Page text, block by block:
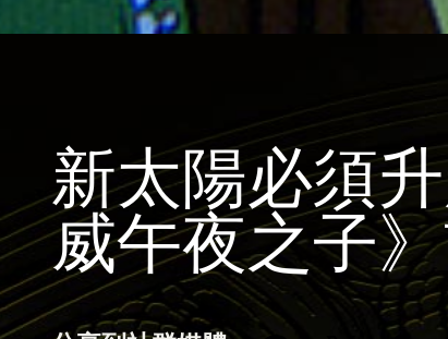
新太陽必須
威午夜之子